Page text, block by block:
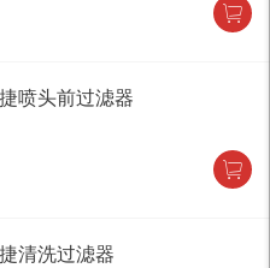
喷头前过滤器
清洗过滤器